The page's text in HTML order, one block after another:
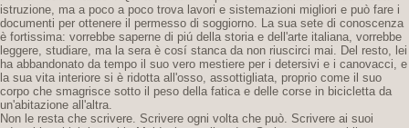
istruzione, ma a poco a poco trova lavori e sistemazioni migliori e può fare i
documenti per ottenere il permesso di soggiorno. La sua sete di conoscenza
è fortissima: vorrebbe saperne di piú della storia e dell'arte italiana, vorrebbe
leggere, studiare, ma la sera è cosí stanca da non riuscirci mai. Del resto, lei
ha abbandonato da tempo il suo vero mestiere per i detersivi e i canovacci, e
la sua vita interiore si è ridotta all'osso, assottigliata, proprio come il suo
corpo che smagrisce sotto il peso della fatica e delle corse in bicicletta da
un'abitazione all'altra.
Non le resta che scrivere. Scrivere ogni volta che può. Scrivere ai suoi